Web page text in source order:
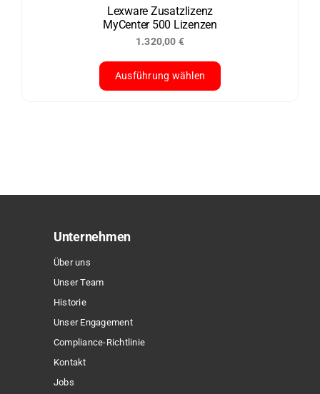
der
Produktseite
gewählt
werden
Lexware Zusatzlizenz
MyCenter 500 Lizenzen
1.320,00 €
Ausführung wählen
auf.
Optionen
gewählt
werden
Unternehmen
Über uns
Unser Team
Historie
Unser Engagement
Compliance-Richtlinie
Kontakt
Jobs